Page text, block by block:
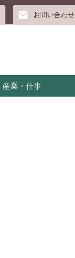
お問い合わせ
産業・仕事